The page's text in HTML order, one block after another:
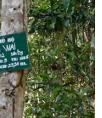
trên cầu Vĩnh
Vĩnh Tuy cũ
ngày 18/10.